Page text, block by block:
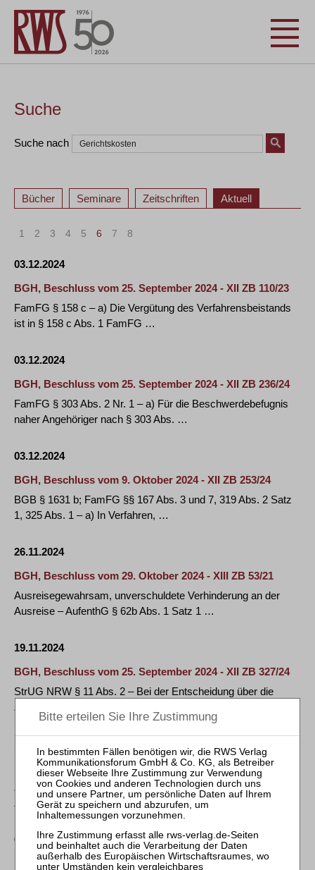
Suche
Suche nach
Bücher Seminare Zeitschriften Aktuell
1 2 3 4 5 6 7 8
03.12.2024
BGH, Beschluss vom 25. September 2024 - XII ZB 110/23
FamFG § 158 c – a) Die Vergütung des Verfahrensbeistands
ist in § 158 c Abs. 1 FamFG …
03.12.2024
BGH, Beschluss vom 25. September 2024 - XII ZB 236/24
FamFG § 303 Abs. 2 Nr. 1 – a) Für die Beschwerdebefugnis
naher Angehöriger nach § 303 Abs. …
03.12.2024
BGH, Beschluss vom 9. Oktober 2024 - XII ZB 253/24
BGB § 1631 b; FamFG §§ 167 Abs. 3 und 7, 319 Abs. 2 Satz
1, 325 Abs. 1 – a) In Verfahren, …
26.11.2024
BGH, Beschluss vom 29. Oktober 2024 - XIII ZB 53/21
Ausreisegewahrsam, unverschuldete Verhinderung an der
Ausreise – AufenthG § 62b Abs. 1 Satz 1 …
19.11.2024
BGH, Beschluss vom 25. September 2024 - XII ZB 327/24
StrUG NRW § 11 Abs. 2 – Bei der Entscheidung über die
Zustimmung zu einer ärztlichen …
BGH, Urteil vom 10. Oktober 2024 - VII ZR 240/23
ZPO § 167; BGB § 204 Abs. 1 Nr. 1 – Verzögerungen im
Zustellungsverfahren, die durch eine …
04.11.2024
BGH, Beschluss vom 14. August 2024 - XII ZB 478/22